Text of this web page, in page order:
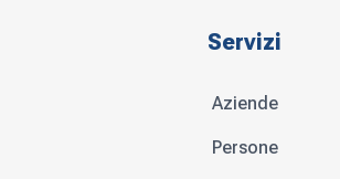
Servizi
Aziende
Persone